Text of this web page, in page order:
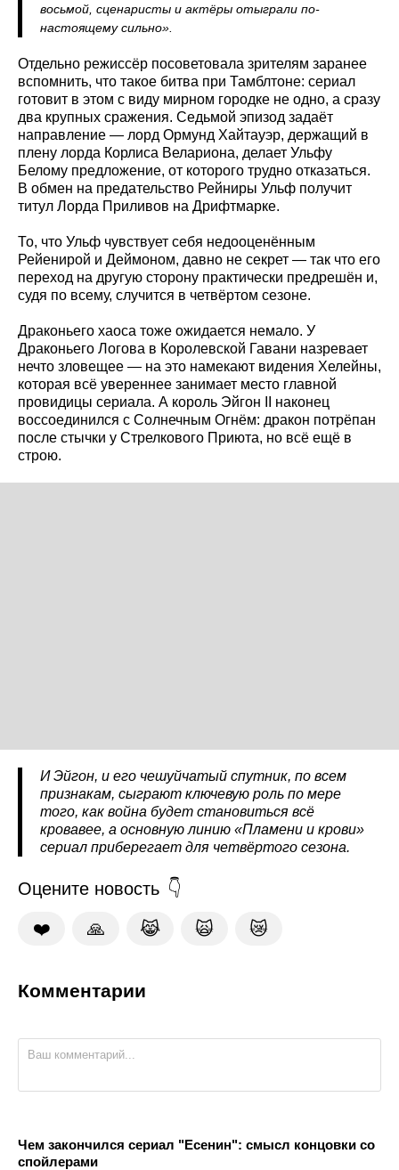
восьмой, сценаристы и актёры отыграли по-
настоящему сильно».
Отдельно режиссёр посоветовала зрителям заранее
вспомнить, что такое битва при Тамблтоне: сериал
готовит в этом с виду мирном городке не одно, а сразу
два крупных сражения. Седьмой эпизод задаёт
направление — лорд Ормунд Хайтауэр, держащий в
плену лорда Корлиса Велариона, делает Ульфу
Белому предложение, от которого трудно отказаться.
В обмен на предательство Рейниры Ульф получит
титул Лорда Приливов на Дрифтмарке.
То, что Ульф чувствует себя недооценённым
Рейенирой и Деймоном, давно не секрет — так что его
переход на другую сторону практически предрешён и,
судя по всему, случится в четвёртом сезоне.
Драконьего хаоса тоже ожидается немало. У
Драконьего Логова в Королевской Гавани назревает
нечто зловещее — на это намекают видения Хелейны,
которая всё увереннее занимает место главной
провидицы сериала. А король Эйгон II наконец
воссоединился с Солнечным Огнём: дракон потрёпан
после стычки у Стрелкового Приюта, но всё ещё в
строю.
И Эйгон, и его чешуйчатый спутник, по всем
признакам, сыграют ключевую роль по мере
того, как война будет становиться всё
кровавее, а основную линию «Пламени и крови»
сериал приберегает для четвёртого сезона.
Оцените новость
❤️ 🙏 😹 🙀 😿
Комментарии
Чем закончился сериал "Есенин": смысл концовки со
спойлерами